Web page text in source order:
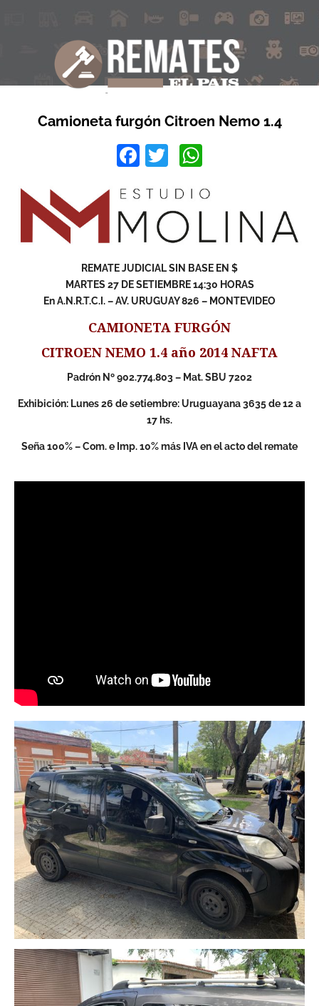
Camioneta furgón Citroen Nemo 1.4
Facebook
Twitter
REMATE JUDICIAL SIN BASE EN $
MARTES 27 DE SETIEMBRE 14:30 HORAS
En A.N.R.T.C.I. – AV. URUGUAY 826 – MONTEVIDEO
CAMIONETA FURGÓN
CITROEN NEMO 1.4 año 2014 NAFTA
Padrón Nº 902.774.803 – Mat. SBU 7202
Exhibición: Lunes 26 de setiembre: Uruguayana 3635 de 12 a
17 hs.
Seña 100% – Com. e Imp. 10% más IVA en el acto del remate